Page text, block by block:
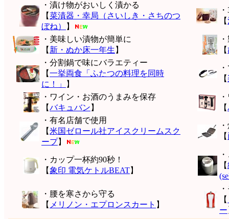
・漬け物がおいしく漬かる
【菜漬器・幸局（さいしき・さちのつ
ぼね）
】
【
・美味しい漬物が簡単に
【 新・ぬか床一年生 】
【
・分割鍋で味にバラエティー
【一挙両食「ふたつの料理を同時
に！」
】
【
・ワイン・お酒のうまみを保存
【バキュバン 】
【
・有名店舗で使用
【米国ゼロール社アイスクリームスク
ープ】
【
・カップ一杯約90秒！
【象印 電気ケトルBEAT】
【
・腰を寒さから守る
【 メリノン・エプロンスカート 】
【
ー